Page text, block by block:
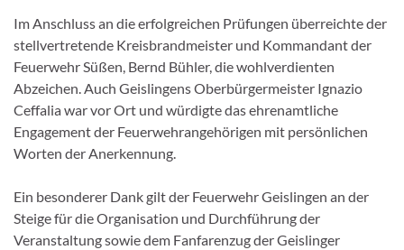
Im Anschluss an die erfolgreichen Prüfungen überreichte der
stellvertretende Kreisbrandmeister und Kommandant der
Feuerwehr Süßen, Bernd Bühler, die wohlverdienten
Abzeichen. Auch Geislingens Oberbürgermeister Ignazio
Ceffalia war vor Ort und würdigte das ehrenamtliche
Engagement der Feuerwehrangehörigen mit persönlichen
Worten der Anerkennung.
Ein besonderer Dank gilt der Feuerwehr Geislingen an der
Steige für die Organisation und Durchführung der
Veranstaltung sowie dem Fanfarenzug der Geislinger